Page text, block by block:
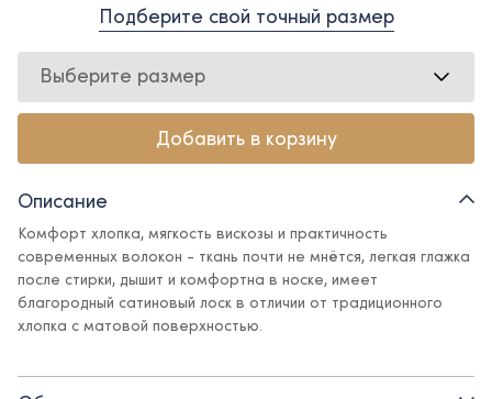
Подберите свой точный размер
Выберите размер
Добавить в корзину
Описание
Комфорт хлопка, мягкость вискозы и практичность
современных волокон - ткань почти не мнётся, легкая глажка
после стирки, дышит и комфортна в носке, имеет
благородный сатиновый лоск в отличии от традиционного
хлопка с матовой поверхностью.
Укороченная рубашка с декоративными пуговицами – свежий
взгляд на классические рубашки, сочетающий в себе